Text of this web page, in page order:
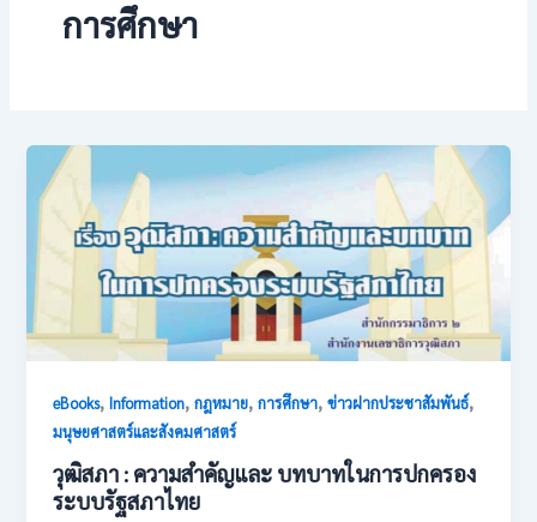
การศึกษา
eBooks,Information,กฎหมาย,การศึกษา,ข่าวฝากประชาสัมพันธ์,
มนุษยศาสตร์และสังคมศาสตร์
วุฒิสภา : ความสำคัญและ บทบาทในการปกครอง
ระบบรัฐสภาไทย